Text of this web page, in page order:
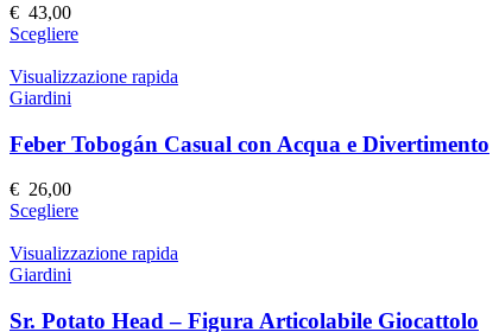
scelte
nella
pagina
prodotto
€ 43,00
ScegliereQuesto
ha
Le
opzioni
scelte
nella
pagina
prodotto
Visualizzazione rapida
Giardini
Feber Tobogán Casual con Acqua e Divertimento
€ 26,00
ScegliereQuesto
ha
Le
Visualizzazione rapida
Giardini
Sr. Potato Head – Figura Articolabile Giocattolo